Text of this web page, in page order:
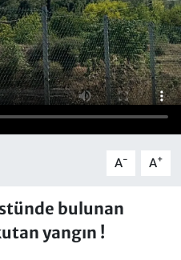
A- A+
bulunan
yangın !